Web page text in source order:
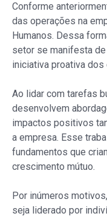
Conforme
das operações na
Humanos. Dessa
setor se manifesta de
iniciativa proativa dos
Ao lidar com tarefas
desenvolvem
impactos positivos
a empresa. Esse
fundamentos que
crescimento mútuo.
Por inúmeros
seja liderado por